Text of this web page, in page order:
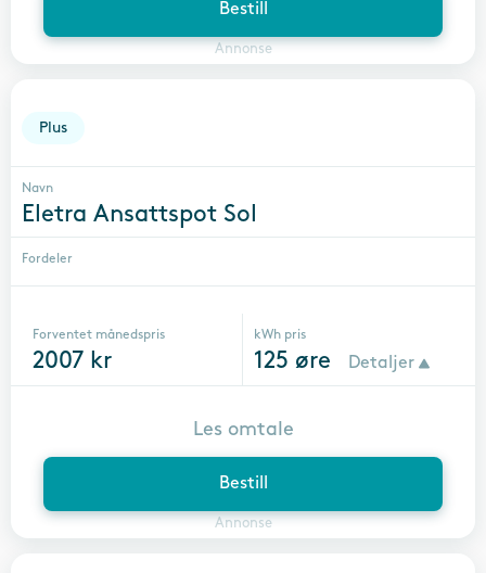
Bestill
Annonse
Plus
Navn
Eletra Ansattspot Sol
Fordeler
Forventet månedspris
2007 kr
kWh pris
125 øre Detaljer
Bestill
Annonse
Les omtale